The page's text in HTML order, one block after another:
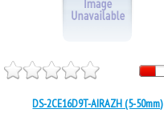
DS-2CE16D9T-AIRAZH (5-50mm)